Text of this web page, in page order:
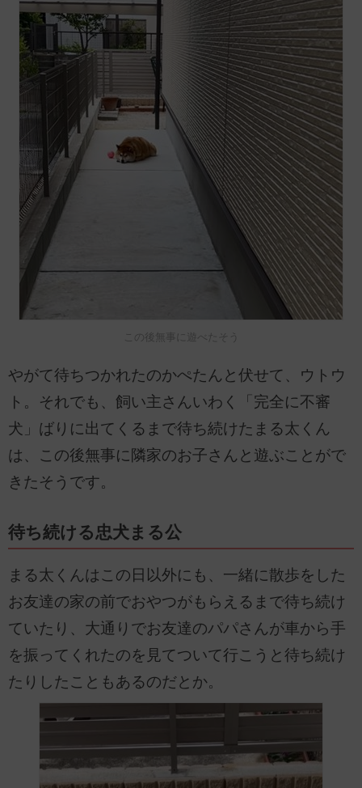
この後無事に遊べたそう
やがて待ちつかれたのかぺたんと伏せて、ウトウ
ト。それでも、飼い主さんいわく「完全に不審
犬」ばりに出てくるまで待ち続けたまる太くん
は、この後無事に隣家のお子さんと遊ぶことがで
きたそうです。
待ち続ける忠犬まる公
まる太くんはこの日以外にも、一緒に散歩をした
お友達の家の前でおやつがもらえるまで待ち続け
ていたり、大通りでお友達のパパさんが車から手
を振ってくれたのを見てついて行こうと待ち続け
たりしたこともあるのだとか。